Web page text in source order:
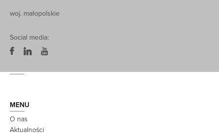
woj. małopolskie
Social media:
MENU
O nas
Aktualności